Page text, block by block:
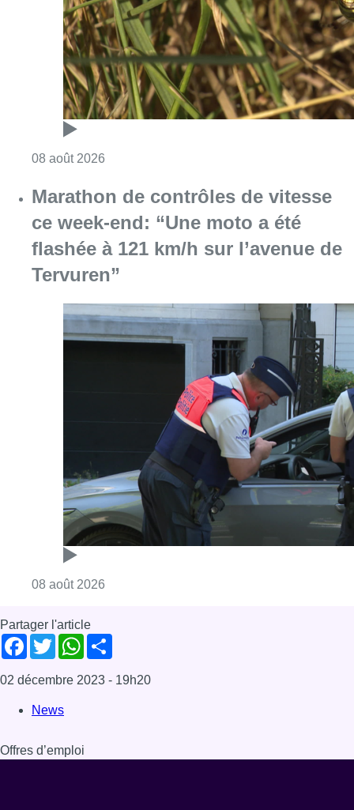
08 août 2026
Marathon de contrôles de vitesse
ce week-end: “Une moto a été
flashée à 121 km/h sur l’avenue de
Tervuren”
08 août 2026
Partager l'article
Facebook
TwitterWhatsApp
02 décembre 2023 - 19h20
News
Offres d’emploi